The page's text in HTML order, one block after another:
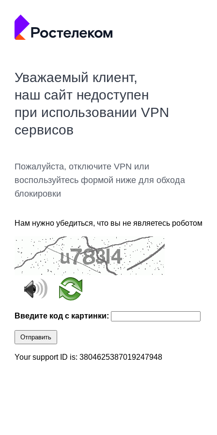
Уважаемый клиент,
наш сайт недоступен
при использовании VPN
сервисов
Пожалуйста, отключите VPN или
воспользуйтесь формой ниже для обхода
блокировки
Нам нужно убедиться, что вы не являетесь роботом
Введите код с картинки:
Отправить
Your support ID is: 3804625387019247948